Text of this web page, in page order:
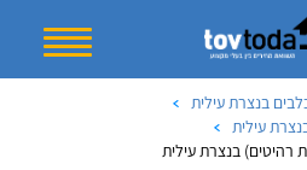
בנצרת עילית
עילית
רהיטים) בנצרת עילית